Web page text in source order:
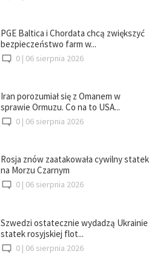
PGE Baltica i Chordata chcą zwiększyć
bezpieczeństwo farm w...
0 | 06 sierpnia 2026
Iran porozumiał się z Omanem w
sprawie Ormuzu. Co na to USA...
0 | 06 sierpnia 2026
Rosja znów zaatakowała cywilny statek
na Morzu Czarnym
0 | 06 sierpnia 2026
Szwedzi ostatecznie wydadzą Ukrainie
statek rosyjskiej flot...
0 | 06 sierpnia 2026